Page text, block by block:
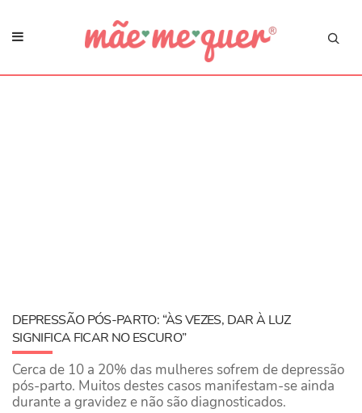
DEPRESSÃO PÓS-PARTO: “ÀS VEZES, DAR À LUZ
SIGNIFICA FICAR NO ESCURO”
Cerca de 10 a 20% das mulheres sofrem de depressão
pós-parto. Muitos destes casos manifestam-se ainda
durante a gravidez e não são diagnosticados.